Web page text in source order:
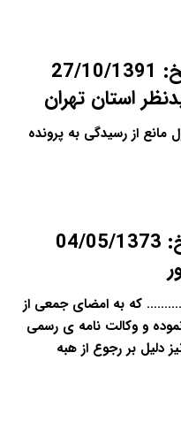
رأی شماره: (۱۳۱۲) در تاریخ: 27/10/1391
استان تهران
از رسیدگی به پرونده
رای شماره: (۲۲۶) در تاریخ: 04/05/1373
که به امضای جمعی از
و وکالت نامه ی رسمی
دلیل بر رجوع از هبه